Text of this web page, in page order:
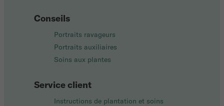
Conseils
Portraits ravageurs
Portraits auxiliaires
Soins aux plantes
Service client
Instructions de plantation et soins